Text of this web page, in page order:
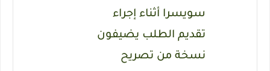
سويسرا أثناء إجراء
تقديم الطلب يضيفون
نسخة من تصريح